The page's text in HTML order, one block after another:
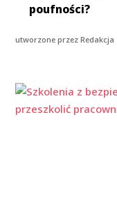
poufności?
utworzone przezRedakcja